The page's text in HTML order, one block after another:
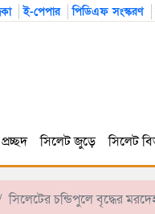
ই-পেপার পিডিএফ সংস্করণ
প্রচ্ছদ সিলেট জুড়ে সিলেট
সিলেটের চন্ডিপুলে বৃদ্ধের